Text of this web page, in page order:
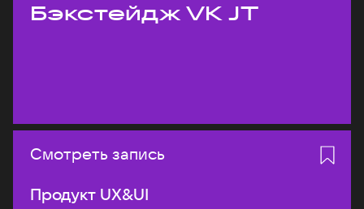
Бэкстейдж VK JT
Смотреть запись
Продукт UX&UI